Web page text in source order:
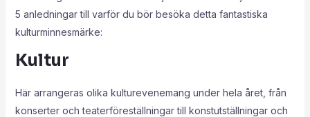
5 anledningar till varför du bör besöka detta fantastiska
kulturminnesmärke:
Kultur
Här arrangeras olika kulturevenemang under hela året, från
konserter och teaterföreställningar till konstutställningar och